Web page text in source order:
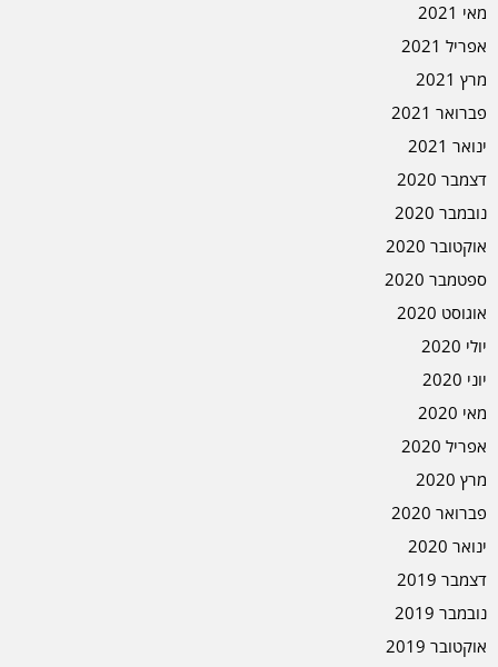
מאי 2021
אפריל 2021
מרץ 2021
פברואר 2021
ינואר 2021
דצמבר 2020
נובמבר 2020
אוקטובר 2020
ספטמבר 2020
אוגוסט 2020
יולי 2020
יוני 2020
מאי 2020
אפריל 2020
מרץ 2020
פברואר 2020
ינואר 2020
דצמבר 2019
נובמבר 2019
אוקטובר 2019